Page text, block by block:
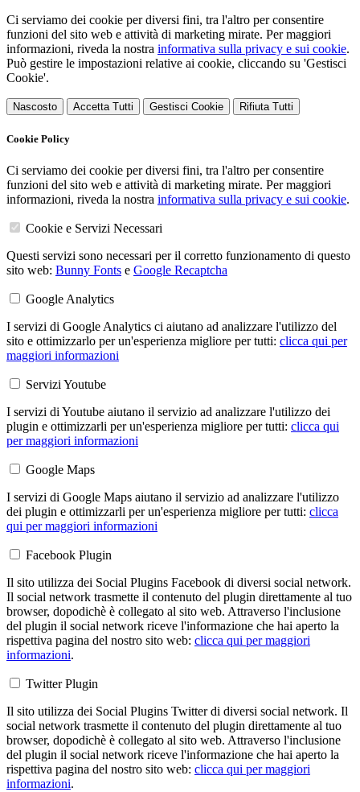
Ci serviamo dei cookie per diversi fini, tra l'altro per consentire
funzioni del sito web e attività di marketing mirate. Per maggiori
informazioni, riveda la nostra informativa sulla privacy e sui cookie.
Può gestire le impostazioni relative ai cookie, cliccando su 'Gestisci
Cookie'.
Nascosto Accetta Tutti Gestisci Cookie Rifiuta Tutti
Cookie Policy
Ci serviamo dei cookie per diversi fini, tra l'altro per consentire
funzioni del sito web e attività di marketing mirate. Per maggiori
informazioni, riveda la nostra informativa sulla privacy e sui cookie.
Cookie e Servizi Necessari
Questi servizi sono necessari per il corretto funzionamento di questo
sito web: Bunny Fonts e Google Recaptcha
Google Analytics
I servizi di Google Analytics ci aiutano ad analizzare l'utilizzo del
sito e ottimizzarlo per un'esperienza migliore per tutti: clicca qui per
maggiori informazioni
Servizi Youtube
I servizi di Youtube aiutano il servizio ad analizzare l'utilizzo dei
plugin e ottimizzarli per un'esperienza migliore per tutti: clicca qui
per maggiori informazioni
Google Maps
I servizi di Google Maps aiutano il servizio ad analizzare l'utilizzo
dei plugin e ottimizzarli per un'esperienza migliore per tutti: clicca
qui per maggiori informazioni
Facebook Plugin
Il sito utilizza dei Social Plugins Facebook di diversi social network.
Il social network trasmette il contenuto del plugin direttamente al tuo
browser, dopodichè è collegato al sito web. Attraverso l'inclusione
del plugin il social network riceve l'informazione che hai aperto la
rispettiva pagina del nostro sito web: clicca qui per maggiori
informazioni.
Twitter Plugin
Il sito utilizza dei Social Plugins Twitter di diversi social network. Il
social network trasmette il contenuto del plugin direttamente al tuo
browser, dopodichè è collegato al sito web. Attraverso l'inclusione
del plugin il social network riceve l'informazione che hai aperto la
rispettiva pagina del nostro sito web: clicca qui per maggiori
informazioni.